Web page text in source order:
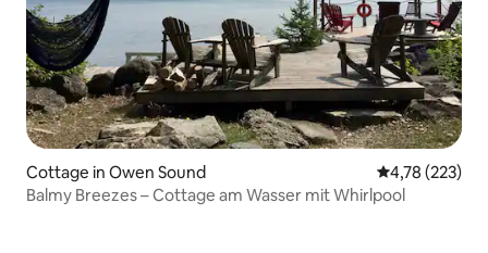
Cottage in Owen Sound
4,78 (223)
Balmy Breezes – Cottage am Wasser mit Whirlpool